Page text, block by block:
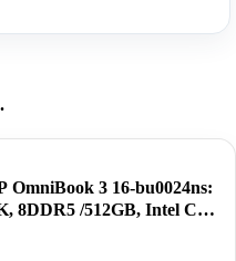
OmniBook 3 16-bu0024ns:
8DDR5 /512GB, Intel Core